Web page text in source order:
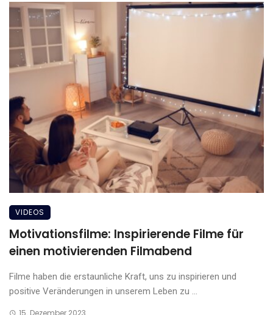
VIDEOS
Motivationsfilme: Inspirierende Filme für
einen motivierenden Filmabend
Filme haben die erstaunliche Kraft, uns zu inspirieren und
positive Veränderungen in unserem Leben zu ...
15. Dezember 2023